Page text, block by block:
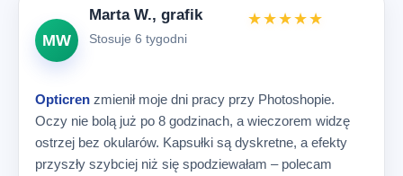
MW
Marta W., grafik
Stosuje 6 tygodni
★★★★★
Opticren zmienił moje dni pracy przy Photoshopie.
Oczy nie bolą już po 8 godzinach, a wieczorem widzę
ostrzej bez okularów. Kapsułki są dyskretne, a efekty
przyszły szybciej niż się spodziewałam – polecam